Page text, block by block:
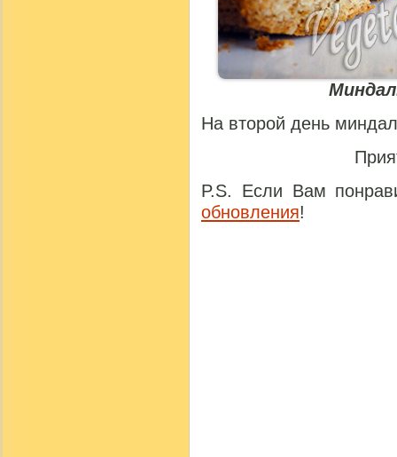
На второй день
P.S. Если Вам
обновления!